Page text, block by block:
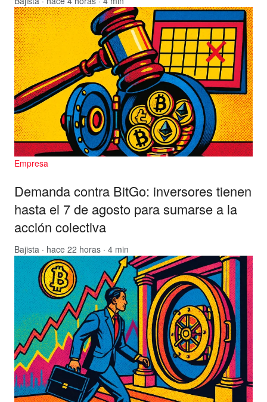
Empresa
Demanda contra BitGo: inversores tienen
hasta el 7 de agosto para sumarse a la
acción colectiva
Bajista · hace 22 horas · 4 min